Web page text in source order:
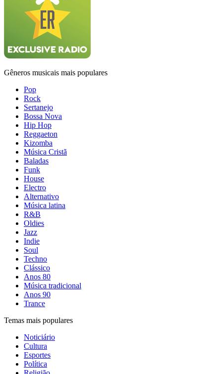
Gêneros musicais mais populares
Pop
Rock
Sertanejo
Bossa Nova
Hip Hop
Reggaeton
Kizomba
Música Cristã
Baladas
Funk
House
Electro
Alternativo
Música latina
R&B
Oldies
Jazz
Indie
Soul
Techno
Clássico
Anos 80
Música tradicional
Anos 90
Trance
Temas mais populares
Noticiário
Cultura
Esportes
Política